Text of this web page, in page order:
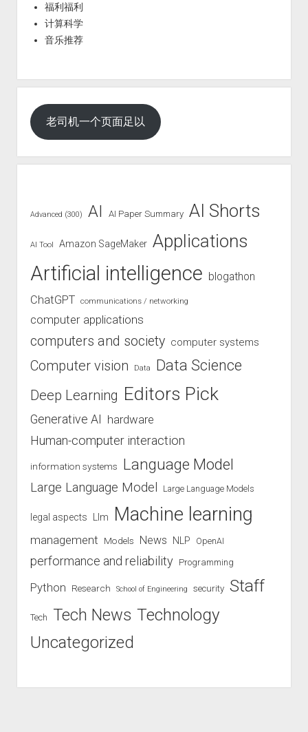
福利福利
计算科学
音乐推荐
老司机一个页面足以
Advanced (300) AI AI Paper Summary AI Shorts
AI Tool Amazon SageMaker Applications
Artificial intelligence blogathon
ChatGPT communications / networking
computer applications
computers and society computer systems
Computer vision Data Data Science
Deep Learning Editors Pick
Generative AI hardware
Human-computer interaction
information systems Language Model
Large Language Model Large Language Models
legal aspects Llm Machine learning
management Models News NLP OpenAI
performance and reliability Programming
Python Research School of Engineering security Staff
Tech Tech News Technology
Uncategorized